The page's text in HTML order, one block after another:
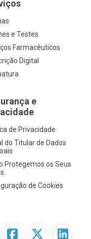
e Testes
Farmacêuticos
Digital
e
de Privacidade
do Titular de Dados
Protegemos os Seus
de Cookies
FacebookTwitter Linkedin